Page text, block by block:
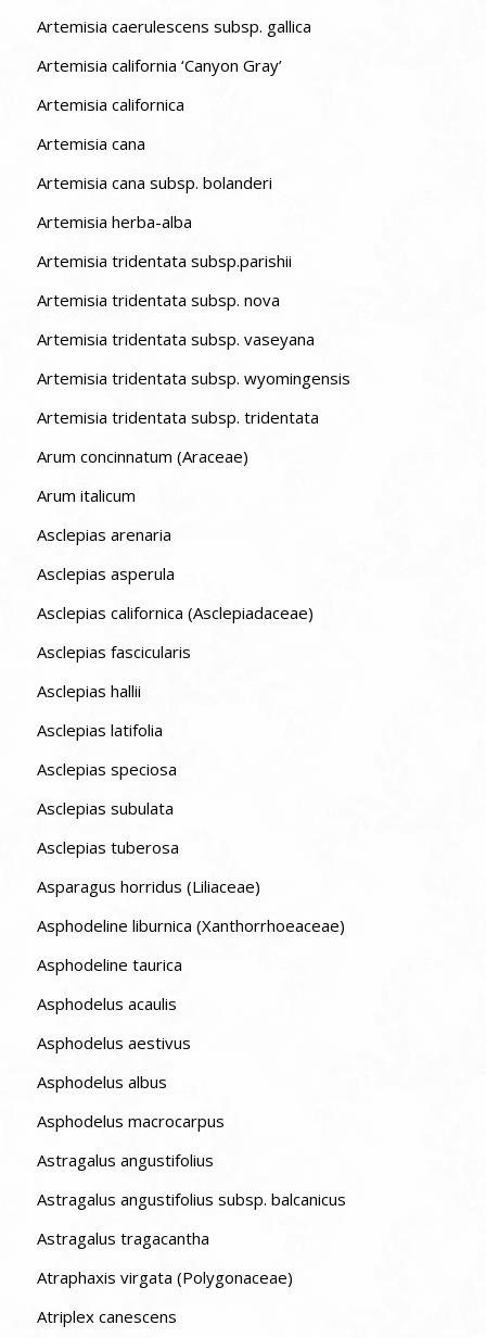
Artemisia caerulescens subsp. gallica
Artemisia california ‘Canyon Gray’
Artemisia californica
Artemisia cana
Artemisia cana subsp. bolanderi
Artemisia herba-alba
Artemisia tridentata subsp.parishii
Artemisia tridentata subsp. nova
Artemisia tridentata subsp. vaseyana
Artemisia tridentata subsp. wyomingensis
Artemisia tridentata subsp. tridentata
Arum concinnatum (Araceae)
Arum italicum
Asclepias arenaria
Asclepias asperula
Asclepias californica (Asclepiadaceae)
Asclepias fascicularis
Asclepias hallii
Asclepias latifolia
Asclepias speciosa
Asclepias subulata
Asclepias tuberosa
Asparagus horridus (Liliaceae)
Asphodeline liburnica (Xanthorrhoeaceae)
Asphodeline taurica
Asphodelus acaulis
Asphodelus aestivus
Asphodelus albus
Asphodelus macrocarpus
Astragalus angustifolius
Astragalus angustifolius subsp. balcanicus
Astragalus tragacantha
Atraphaxis virgata (Polygonaceae)
Atriplex canescens